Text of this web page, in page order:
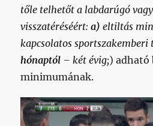
tőle telhetőt a labdarúgó
visszatéréséért:a) eltiltás
kapcsolatos sportszakemberi
hónaptól – két évig;) adható
minimumának.